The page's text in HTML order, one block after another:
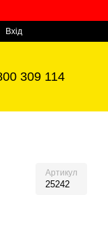
Вхід
309 114
Артикул
25242